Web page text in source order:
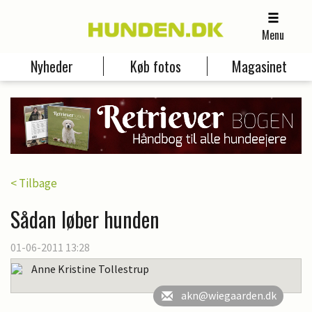
Menu
Nyheder Køb fotos Magasinet
< Tilbage
Sådan løber hunden
01-06-2011 13:28
Anne Kristine Tollestrup
akn@wiegaarden.dk